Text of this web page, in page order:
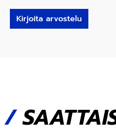
Kirjoita arvostelu
/